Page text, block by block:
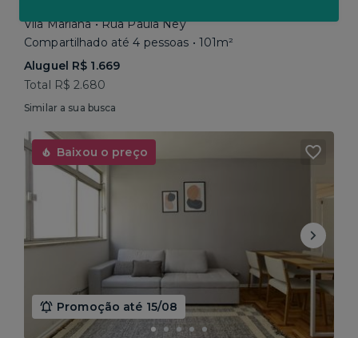
Vila Mariana • Rua Paula Ney
Compartilhado até 4 pessoas • 101m²
Aluguel R$ 1.669
Total R$ 2.680
Similar a sua busca
Baixou o preço
Promoção até 15/08